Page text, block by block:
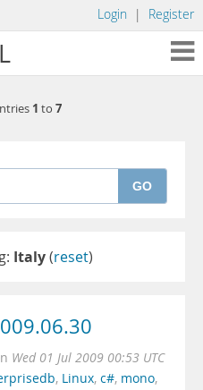
Login | Register
1 to 7
GO
Italy(reset)
Wed 01 Jul 2009 00:53 UTC
, Linux, c#, mono,